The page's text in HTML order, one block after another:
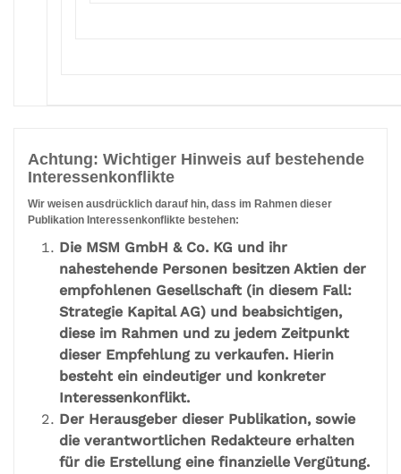
Achtung: Wichtiger Hinweis auf bestehende
Interessenkonflikte
Wir weisen ausdrücklich darauf hin, dass im Rahmen dieser
Publikation Interessenkonflikte bestehen:
Die MSM GmbH & Co. KG und ihr
nahestehende Personen besitzen Aktien der
empfohlenen Gesellschaft (in diesem Fall:
Strategie Kapital AG) und beabsichtigen,
diese im Rahmen und zu jedem Zeitpunkt
dieser Empfehlung zu verkaufen. Hierin
besteht ein eindeutiger und konkreter
Interessenkonflikt.
Der Herausgeber dieser Publikation, sowie
die verantwortlichen Redakteure erhalten
für die Erstellung eine finanzielle Vergütung.